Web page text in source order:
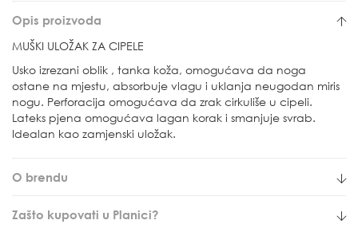
Opis proizvoda
MUŠKI ULOŽAK ZA CIPELE
Usko izrezani oblik , tanka koža, omogućava da noga
ostane na mjestu, absorbuje vlagu i uklanja neugodan miris
nogu. Perforacija omogućava da zrak cirkuliše u cipeli.
Lateks pjena omogućava lagan korak i smanjuje svrab.
Idealan kao zamjenski uložak.
O brendu
Zašto kupovati u Planici?